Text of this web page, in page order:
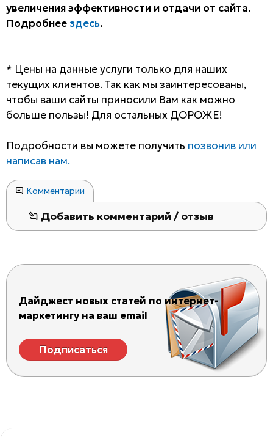
увеличения эффективности и отдачи от сайта.
Подробнеездесь.
* Цены на данные услуги только для наших
текущих клиентов. Так как мы заинтересованы,
чтобы ваши сайты приносили Вам как можно
больше пользы! Для остальных ДОРОЖЕ!
Подробности вы можете получить позвонив или
написав нам.
Комментарии
Добавить комментарий / отзыв
Дайджест новых статей по интернет-
маркетингу на ваш email
Подписаться